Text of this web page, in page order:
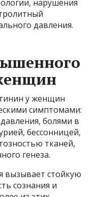
нарушения
давления.
у женщин
симптомами:
болями в
бессонницей,
тканей,
генеза.
вызывает стойкую
сознания и